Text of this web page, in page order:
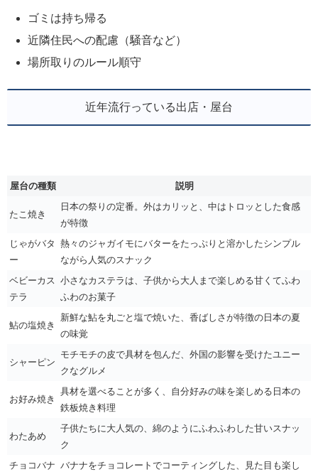
ゴミは持ち帰る
近隣住民への配慮（騒音など）
場所取りのルール順守
近年流行っている出店・屋台
屋台の種類 説明
たこ焼き
日本の祭りの定番。外はカリッと、中はトロッとした食感
が特徴
じゃがバタ
ー
熱々のジャガイモにバターをたっぷりと溶かしたシンプル
ながら人気のスナック
ベビーカス
テラ
小さなカステラは、子供から大人まで楽しめる甘くてふわ
ふわのお菓子
鮎の塩焼き
新鮮な鮎を丸ごと塩で焼いた、香ばしさが特徴の日本の夏
の味覚
シャーピン
モチモチの皮で具材を包んだ、外国の影響を受けたユニー
クなグルメ
お好み焼き
具材を選べることが多く、自分好みの味を楽しめる日本の
鉄板焼き料理
わたあめ
子供たちに大人気の、綿のようにふわふわした甘いスナッ
ク
チョコバナ バナナをチョコレートでコーティングした、見た目も楽し